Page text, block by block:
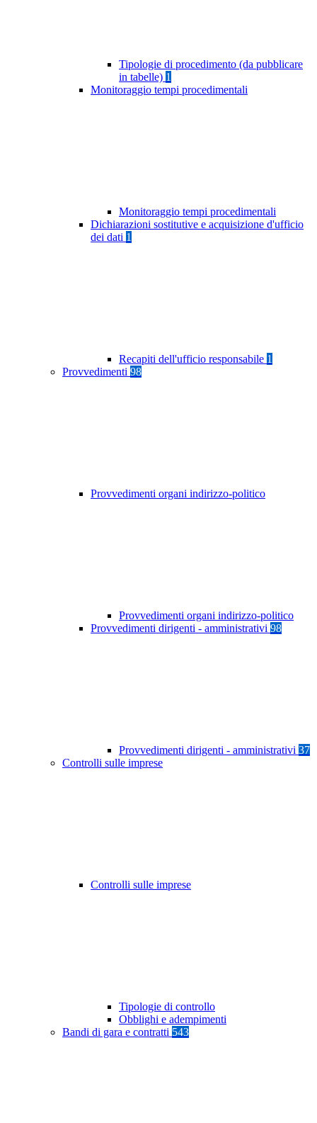
Tipologie di procedimento (da pubblicare
in tabelle) 1
Monitoraggio tempi procedimentali
Monitoraggio tempi procedimentali
Dichiarazioni sostitutive e acquisizione d'ufficio
dei dati 1
Recapiti dell'ufficio responsabile 1
Provvedimenti 98
Provvedimenti organi indirizzo-politico
Provvedimenti organi indirizzo-politico
Provvedimenti dirigenti - amministrativi 98
Provvedimenti dirigenti - amministrativi 37
Controlli sulle imprese
Controlli sulle imprese
Tipologie di controllo
Obblighi e adempimenti
Bandi di gara e contratti 543